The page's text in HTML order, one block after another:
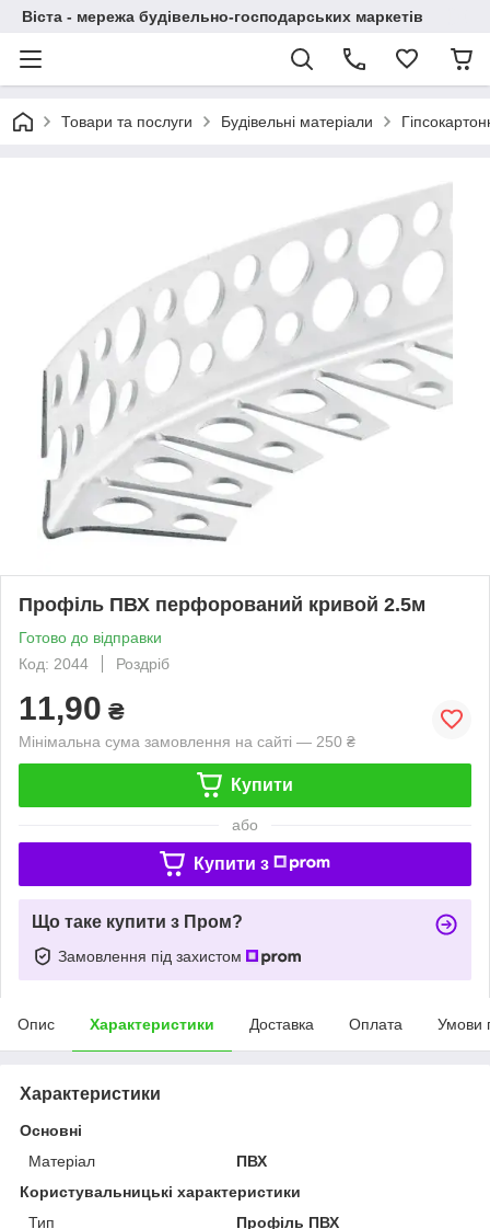
Віста - мережа будівельно-господарських маркетів
Товари та послуги Будівельні матеріали
Профіль ПВХ перфорований кривой 2.5м
Готово до відправки
Код: 2044
Роздріб
11,90 ₴
Мінімальна сума замовлення на сайті — 250 ₴
Купити
або
Купити з
Що таке купити з Пром?
Замовлення під захистом
Опис Характеристики Доставка Оплата Умови
Характеристики
Основні
Матеріал
ПВХ
Користувальницькі характеристики
Тип
Профіль ПВХ